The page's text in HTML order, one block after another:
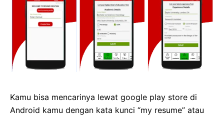
Kamu bisa mencarinya lewat google play store di
Android kamu dengan kata kunci “my resume” atau